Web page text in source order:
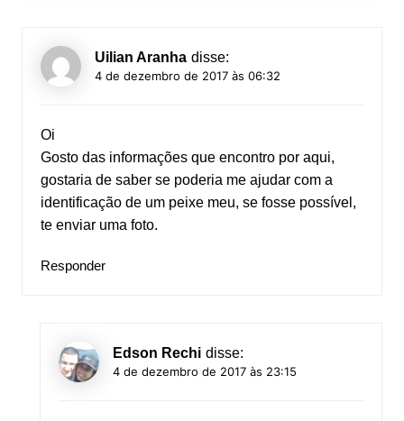
Uilian Aranha disse:
4 de dezembro de 2017 às 06:32
Oi
Gosto das informações que encontro por aqui,
gostaria de saber se poderia me ajudar com a
identificação de um peixe meu, se fosse possível,
te enviar uma foto.
Responder
Edson Rechi disse:
4 de dezembro de 2017 às 23:15